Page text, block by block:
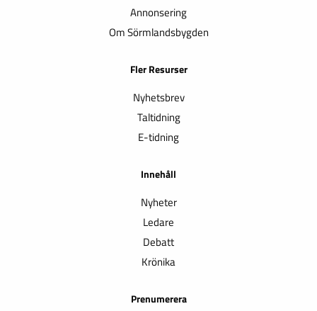
Annonsering
Om Sörmlandsbygden
Fler Resurser
Nyhetsbrev
Taltidning
E-tidning
Innehåll
Nyheter
Ledare
Debatt
Krönika
Prenumerera